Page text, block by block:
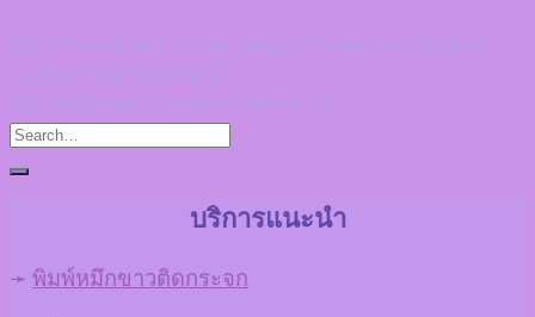
บริการแนะนำ
➛ พิมพ์หมึกขาวติดกระจก